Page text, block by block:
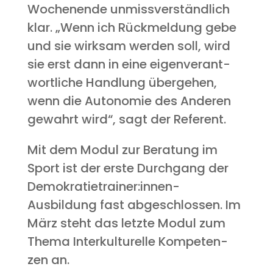
Wochen­en­de unmiss­ver­ständ­lich
klar. „Wenn ich Rück­mel­dung gebe
und sie wirk­sam wer­den soll, wird
sie erst dann in eine eigen­ver­ant­
wort­li­che Hand­lung über­ge­hen,
wenn die Auto­no­mie des Ande­ren
gewahrt wird“, sagt der Referent.
Mit dem Modul zur Bera­tung im
Sport ist der ers­te Durch­gang der
Demokratietrainer:innen-
Ausbildung fast abge­schlos­sen. Im
März steht das letz­te Modul zum
The­ma Inter­kul­tu­rel­le Kom­pe­ten­
zen an.